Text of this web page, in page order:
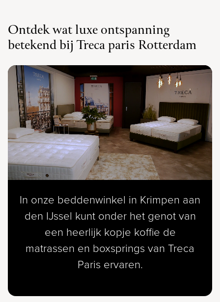
Ontdek wat luxe ontspanning
betekend bij Treca paris Rotterdam
In onze beddenwinkel in Krimpen aan
den IJssel kunt onder het genot van
een heerlijk kopje koffie de
matrassen en boxsprings van Treca
Paris ervaren.